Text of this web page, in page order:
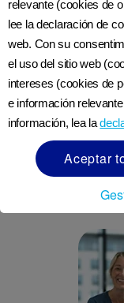
Sardinas
Sándwich
Un
Licuado de
Un tazón
relevante (cookies de
lee la declaración de
web. Con su
el uso del sitio web
intereses (cookies de
e información
información, lea la
Aceptar